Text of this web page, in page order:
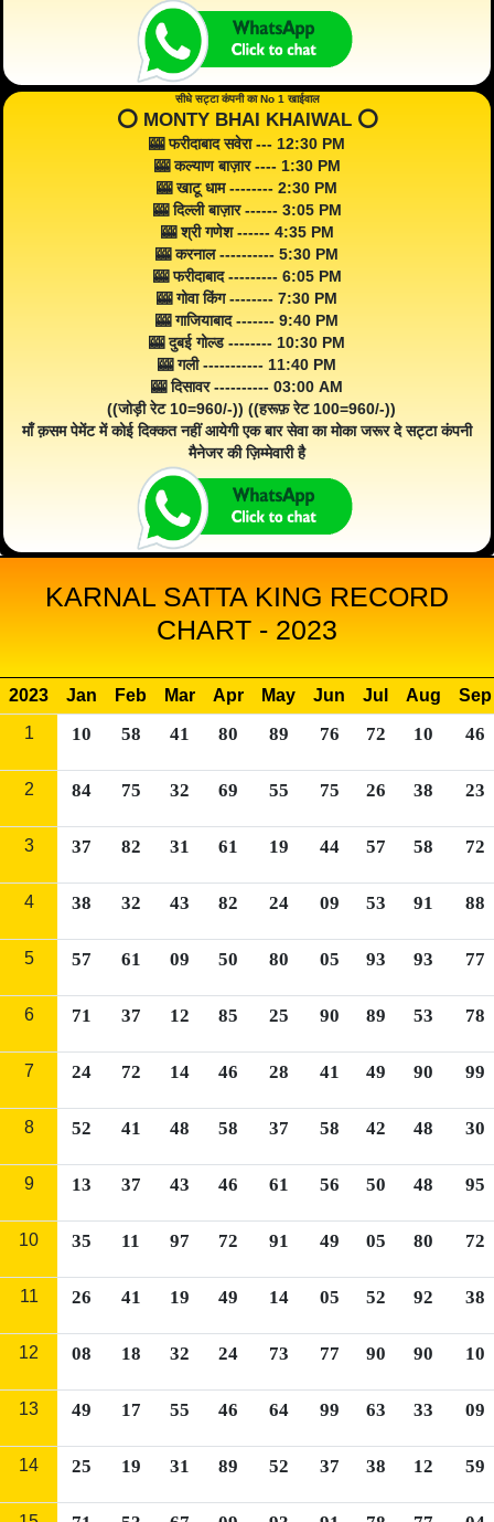
सीधे सट्टा कंपनी का No 1 खाईवाल
⭕️ MONTY BHAI KHAIWAL ⭕️
🎰 फरीदाबाद सवेरा --- 12:30 PM
🎰 कल्याण बाज़ार ---- 1:30 PM
🎰 खाटू धाम -------- 2:30 PM
🎰 दिल्ली बाज़ार ------ 3:05 PM
🎰 श्री गणेश ------ 4:35 PM
🎰 करनाल ---------- 5:30 PM
🎰 फरीदाबाद --------- 6:05 PM
🎰 गोवा किंग -------- 7:30 PM
🎰 गाजियाबाद ------- 9:40 PM
🎰 दुबई गोल्ड -------- 10:30 PM
🎰 गली ----------- 11:40 PM
🎰 दिसावर ---------- 03:00 AM
((जोड़ी रेट 10=960/-)) ((हरूफ़ रेट 100=960/-))
माँ क़सम पेमेंट में कोई दिक्कत नहीं आयेगी एक बार सेवा का मोका जरूर दे सट्टा कंपनी
मैनेजर की ज़िम्मेवारी है
KARNAL SATTA KING RECORD
CHART - 2023
2023 Jan Feb Mar Apr May Jun Jul Aug
Sep
1
10 58 41 80 89 76 72 10 46
2 84 75 32 69 55 75 26 38 23
3 37 82 31 61 19 44 57 58 72
4 38 32 43 82 24 09 53 91 88
5 57 61 09 50 80 05 93 93 77
6 71 37 12 85 25 90 89 53 78
7 24 72 14 46 28 41 49 90 99
8 52 41 48 58 37 58 42 48 30
9 13 37 43 46 61 56 50 48 95
10 35 11 97 72 91 49 05 80 72
11 26 41 19 49 14 05 52 92 38
12 08 18 32 24 73 77 90 90 10
13 49 17 55 46 64 99 63 33 09
14 25 19 31 89 52 37 38 12 59